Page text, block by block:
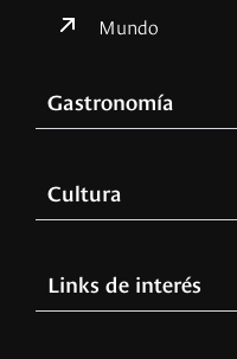
Mundo
Gastronomía
Cultura
Links de interés